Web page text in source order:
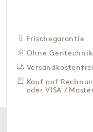
HERKUNFT
PRODUKTDETAILS
* Finaler Preis kann
Frischegarantie
Ohne Gentechnik
Kauf auf
oder VISA /